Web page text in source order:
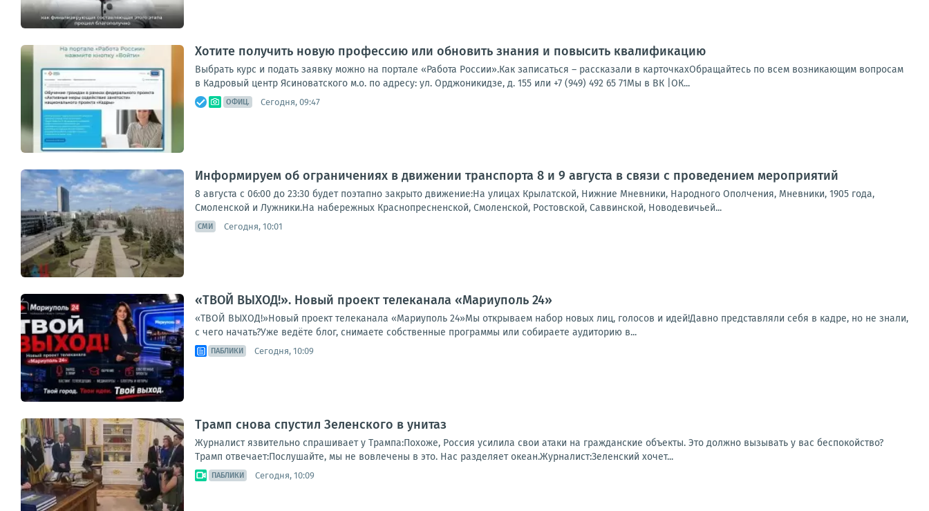
Хотите получить новую профессию или обновить знания и повысить квалификацию
Выбрать курс и подать заявку можно на портале «Работа России».Как записаться – рассказали в карточкахОбращайтесь по всем возникающим вопросам
в Кадровый центр Ясиноватского м.о. по адресу: ул. Орджоникидзе, д. 155 или +7 (949) 492 65 71Мы в ВК |ОК...
ОФИЦ. Сегодня, 09:47
Информируем об ограничениях в движении транспорта 8 и 9 августа в связи с проведением мероприятий
8 августа с 06:00 до 23:30 будет поэтапно закрыто движение:На улицах Крылатской, Нижние Мневники, Народного Ополчения, Мневники, 1905 года,
Смоленской и Лужники.На набережных Краснопресненской, Смоленской, Ростовской, Саввинской, Новодевичьей...
СМИ Сегодня, 10:01
«ТВОЙ ВЫХОД!». Новый проект телеканала «Мариуполь 24»
«ТВОЙ ВЫХОД!»Новый проект телеканала «Мариуполь 24»Мы открываем набор новых лиц, голосов и идей!Давно представляли себя в кадре, но не знали,
с чего начать?Уже ведёте блог, снимаете собственные программы или собираете аудиторию в...
ПАБЛИКИ Сегодня, 10:09
Трамп снова спустил Зеленского в унитаз
Журналист язвительно спрашивает у Трампа:Похоже, Россия усилила свои атаки на гражданские объекты. Это должно вызывать у вас беспокойство?
Трамп отвечает:Послушайте, мы не вовлечены в это. Нас разделяет океан.Журналист:Зеленский хочет...
ПАБЛИКИ Сегодня, 10:09